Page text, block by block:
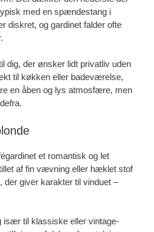
med en spændestang i
diskret, og gardinet falder ofte
dig, der ønsker lidt privatliv uden
til køkken eller badeværelse,
en åben og lys atmosfære, men
et romantisk og let
af fin vævning eller hæklet stof
giver karakter til vinduet –
især til klassiske eller vintage-